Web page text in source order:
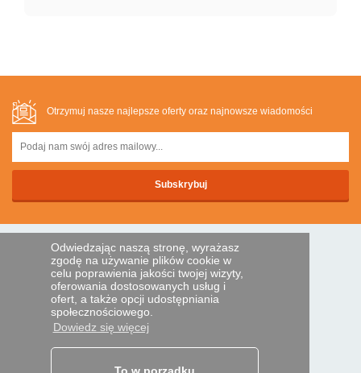
Odwiedzając naszą stronę, wyrażasz
zgodę na używanie plików cookie w
celu poprawienia jakości twojej wizyty,
oferowania dostosowanych usług i
ofert, a także opcji udostępniania
społecznościowego.
Dowiedz się więcej
Otrzymuj nasze najlepsze oferty oraz najnowsze wiadomości
BEZPIECZNA PLATNOSC
Przelewem
POMOC I USŁUGI
Śledź swoje zamówienie